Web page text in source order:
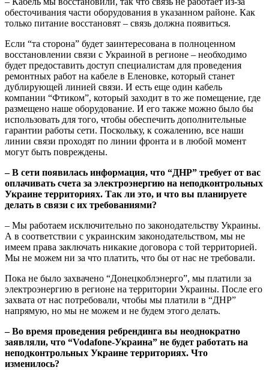
обесточивания части оборудования в указанном районе. Как
только питание восстановят – связь должна появиться.
Если “та сторона” будет заинтересована в полноценном
восстановлении связи с Украиной в регионе – необходимо
будет предоставить доступ специалистам для проведения
ремонтных работ на кабеле в Еленовке, который станет
дублирующей линией связи. И есть еще один кабель
компании “Фтиком”, который заходит в то же помещение, где
размещено наше оборудование. И его также можно было бы
использовать для того, чтобы обеспечить дополнительные
гарантии работы сети. Поскольку, к сожалению, все наши
линии связи проходят по линии фронта и в любой момент
могут быть повреждены.
– В сети появилась информация, что “ДНР” требует от вас
оплачивать счета за электроэнергию на неподконтрольных
Украине территориях. Так ли это, и что вы планируете
делать в связи с их требованиями?
– Мы работаем исключительно по законодательству Украины.
А в соответствии с украинским законодательством, мы не
имеем права заключать никакие договора с той территорией.
Мы не можем ни за что платить, что бы от нас не требовали.
Пока не было захвачено “Донецкоблэнерго”, мы платили за
электроэнергию в регионе на территории Украины. После его
захвата от нас потребовали, чтобы мы платили в “ДНР”
напрямую, но мы не можем и не будем этого делать.
– Во время проведения ребрендинга вы неоднократно
заявляли, что “Vodafone-Украина” не будет работать на
неподконтрольных Украине территориях. Что
изменилось?